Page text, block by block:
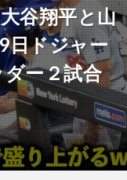
谷翔平と山
日ドジャー
ー２試合